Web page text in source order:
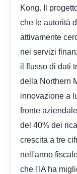
Kong. Il
che le autorità
attivamente
nei servizi
il flusso di dati
della Northern
innovazione a
fronte
del 40% dei
crescita a tre
nell'anno
che l'IA ha